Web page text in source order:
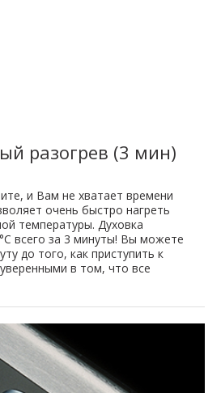
разогрев (3 мин)
и Вам не хватает времени
очень быстро нагреть
температуры. Духовка
всего за 3 минуты! Вы можете
до того, как приступить к
в том, что все